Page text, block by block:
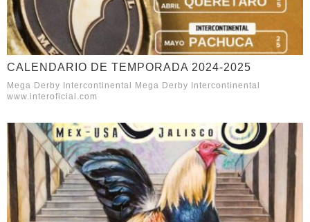
CALENDARIO DE TEMPORADA 2024-2025
Mega Derby Intercontinental Mega Derby Intercontinental
www.interoficial.com